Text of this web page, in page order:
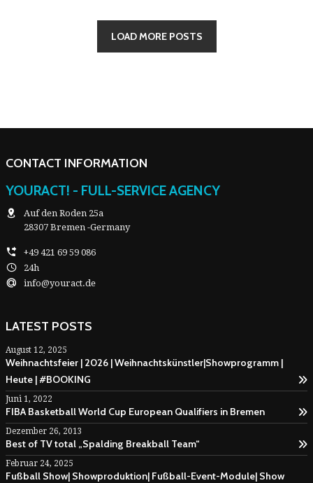
LOAD MORE POSTS
CONTACT INFORMATION
YOURACT! - FULL-SERVICE AGENCY
Auf den Roden 25a
28307 Bremen -Germany
+49 421 69 59 086
24h
info@youract.de
LATEST POSTS
August 12, 2025
Weihnachtsfeier | 2026 | Weihnachtskünstler|Showprogramm |
Heute | #BOOKING
Juni 1, 2022
FIBA Basketball World Cup European Qualifiers in Bremen
Dezember 26, 2013
Best of TV total „Spalding Breakball Team“
Februar 24, 2025
Fußball Show| Showproduktion| Fußball-Event-Module| Show